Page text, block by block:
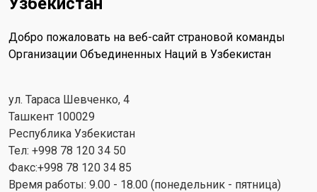
Добро пожаловать на веб-сайт страновой команды
Организации Объединенных Наций в Узбекистан
ул. Тараса Шевченко, 4
Ташкент 100029
Республика Узбекистан
Тел: +998 78 120 34 50
Факс:+998 78 120 34 85
Время работы: 9.00 - 18.00 (понедельник - пятница)